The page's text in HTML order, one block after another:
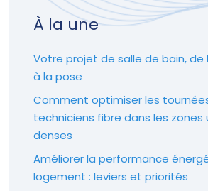
À la une
Votre projet de salle de bain,
à la pose
Comment optimiser les
techniciens fibre dans les zones
denses
Améliorer la performance
logement : leviers et priorités